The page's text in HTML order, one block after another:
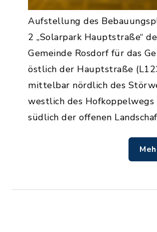
Aufstellung des
2 „Solarpark Hauptstraße“
Gemeinde Rosdorf für das
östlich der Hauptstraße
mittelbar nördlich des
westlich des Hofkoppelwegs
südlich der offenen